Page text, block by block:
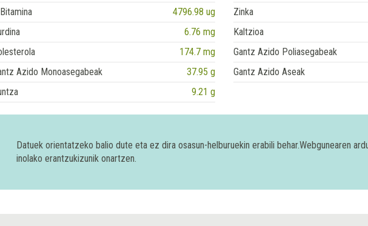
4796.98 ug Zinka
6.76 mg Kaltzioa
174.7 mg Gantz Azido Poliasegabeak
Azido Monoasegabeak
37.95 g Gantz Azido Aseak
9.21 g
Datuek orientatzeko balio dute eta ez dira osasun-helburuekin erabili behar.Webgunearen
inolako erantzukizunik onartzen.